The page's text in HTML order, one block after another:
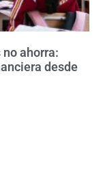
ahorra:
desde